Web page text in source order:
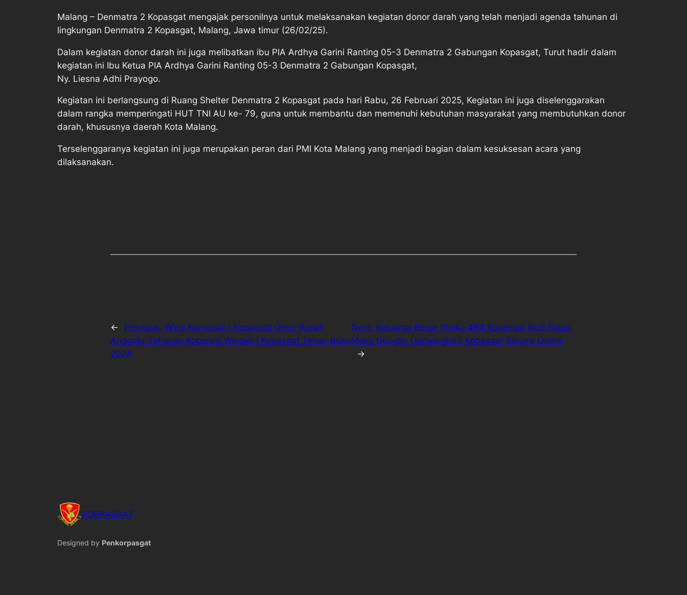
Malang – Denmatra 2 Kopasgat mengajak personilnya untuk melaksanakan kegiatan donor darah yang telah menjadi agenda tahunan di
lingkungan Denmatra 2 Kopasgat, Malang, Jawa timur (26/02/25).
Dalam kegiatan donor darah ini juga melibatkan ibu PIA Ardhya Garini Ranting 05-3 Denmatra 2 Gabungan Kopasgat, Turut hadir dalam
kegiatan ini Ibu Ketua PIA Ardhya Garini Ranting 05-3 Denmatra 2 Gabungan Kopasgat,
Ny. Liesna Adhi Prayogo.
Kegiatan ini berlangsung di Ruang Shelter Denmatra 2 Kopasgat pada hari Rabu, 26 Februari 2025, Kegiatan ini juga diselenggarakan
dalam rangka memperingati HUT TNI AU ke- 79, guna untuk membantu dan memenuhi kebutuhan masyarakat yang membutuhkan donor
darah, khususnya daerah Kota Malang.
Terselenggaranya kegiatan ini juga merupakan peran dari PMI Kota Malang yang menjadi bagian dalam kesuksesan acara yang
dilaksanakan.
← Previous: Wing Komando I Kopasgat Gelar Rapat
Anggota Tahunan Koperasi Wingko I Kopasgat Tahun Buku
2024
Next: Keluarga Besar Yonko 464 Kopasgat Ikuti Tatap
Muka Dengan Danwingko Ii Kopasgat Secara Online
→
KORPASGAT
Designed by Penkorpasgat